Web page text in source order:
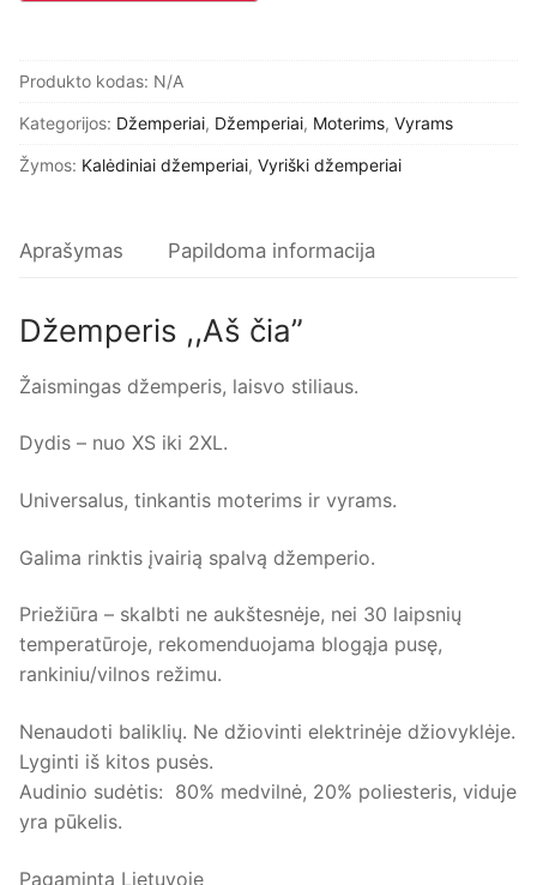
Produkto kodas: N/A
Kategorijos: Džemperiai, Džemperiai, Moterims, Vyrams
Žymos: Kalėdiniai džemperiai, Vyriški džemperiai
Aprašymas Papildoma informacija
Džemperis ,,Aš čia”
Žaismingas džemperis, laisvo stiliaus.
Dydis – nuo XS iki 2XL.
Universalus, tinkantis moterims ir vyrams.
Galima rinktis įvairią spalvą džemperio.
Priežiūra – skalbti ne aukštesnėje, nei 30 laipsnių
temperatūroje, rekomenduojama blogąja pusę,
rankiniu/vilnos režimu.
Nenaudoti baliklių. Ne džiovinti elektrinėje džiovyklėje.
Lyginti iš kitos pusės.
Audinio sudėtis: 80% medvilnė, 20% poliesteris, viduje
yra pūkelis.
Pagaminta Lietuvoje